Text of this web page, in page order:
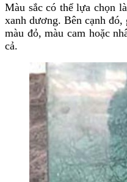
Màu sắc có thể lựa chọn
xanh dương. Bên cạnh
màu đỏ, màu cam hoặc
cả.